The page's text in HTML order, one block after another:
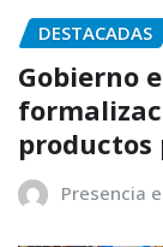
DESTACADAS
Gobierno
productos
Presencia